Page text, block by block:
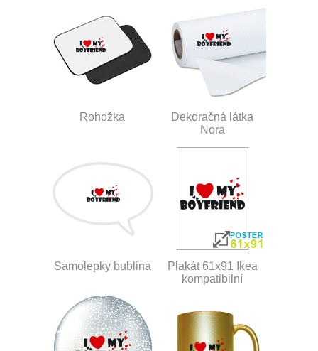
Rohožka
Dekoračná látka
Nora
Samolepky bublina
Plakát 61x91 Ikea
kompatibilní